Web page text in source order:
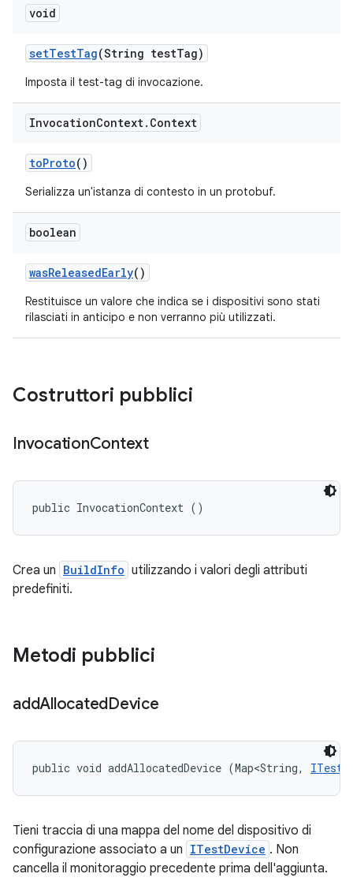
void
setTestTag(String testTag)
Imposta il test-tag di invocazione.
InvocationContext. Context
toProto()
Serializza un'istanza di contesto in un protobuf.
boolean
wasReleasedEarly()
Restituisce un valore che indica se i dispositivi sono stati
rilasciati in anticipo e non verranno più utilizzati.
Costruttori pubblici
InvocationContext
public InvocationContext ()
Crea un BuildInfo utilizzando i valori degli attributi
predefiniti.
Metodi pubblici
addAllocatedDevice
public void addAllocatedDevice (Map<String,
Tieni traccia di una mappa del nome del dispositivo di
configurazione associato a un ITestDevice . Non
cancella il monitoraggio precedente prima dell'aggiunta.